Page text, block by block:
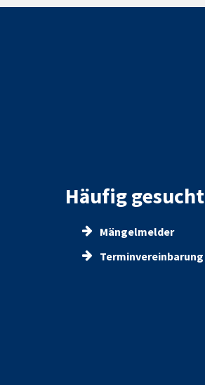
Häufig gesucht
Mängelmelder
Terminvereinbarung